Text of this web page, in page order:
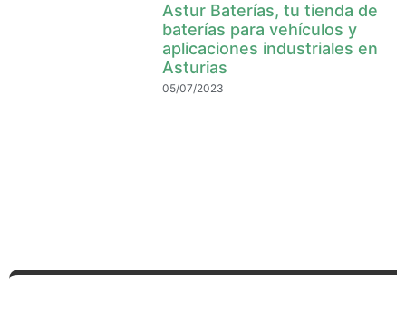
Astur Baterías, tu tienda de
baterías para vehículos y
aplicaciones industriales en
Asturias
05/07/2023